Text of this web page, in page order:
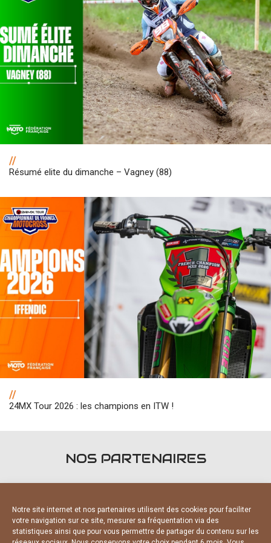
Notre site internet et nos partenaires utilisent des cookies pour faciliter
votre navigation sur ce site, mesurer sa fréquentation via des
statistiques ainsi que pour vous permettre de partager du contenu sur les
//
Résumé elite du dimanche – Vagney (88)
//
24MX Tour 2026 : les champions en ITW !
NOS PARTENAIRES